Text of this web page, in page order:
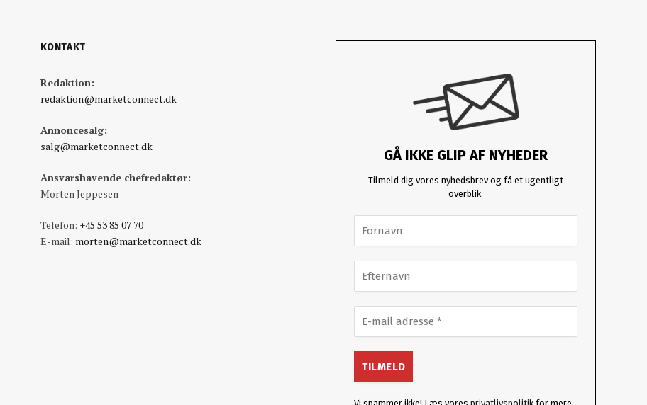
KONTAKT
Redaktion:
redaktion@marketconnect.dk
Annoncesalg:
salg@marketconnect.dk
Ansvarshavende chefredaktør:
Morten Jeppesen
Telefon: +45 53 85 07 70
E-mail: morten@marketconnect.dk
GÅ IKKE GLIP AF NYHEDER
Tilmeld dig vores nyhedsbrev og få et ugentligt
overblik.